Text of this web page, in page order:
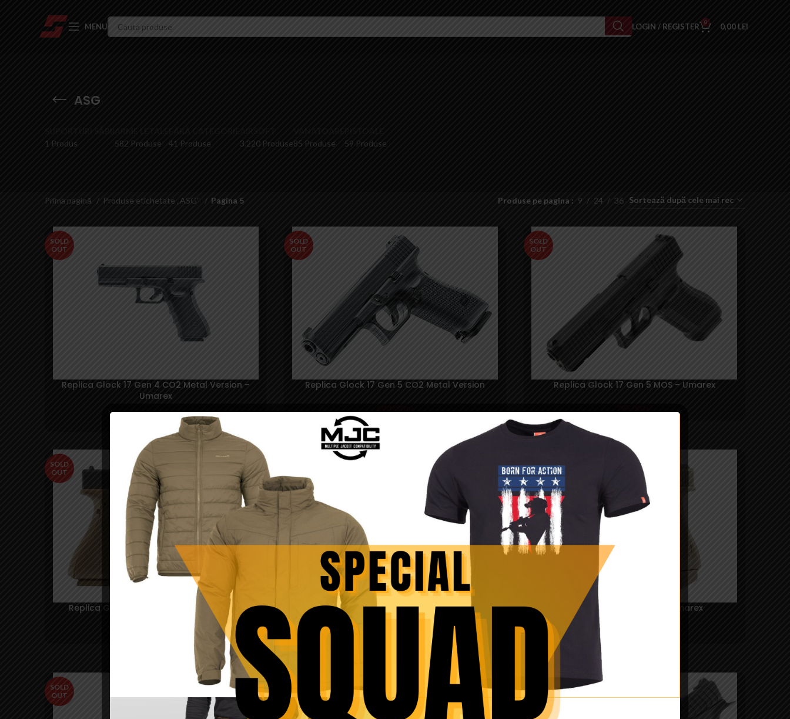
MENU LOGIN / REGISTER 0 0,00 LEI
ASG
1 Produs
582 Produse
41 Produse
3.220 Produse85 Produse
59 Produse
Prima pagină Produse etichetate „ASG” Pagina 5 Produse pe pagina 9 24 36
SOLD
OUT
Replica Glock 17 Gen 4 CO2 Metal Version –
Umarex
SOLD
OUT
Replica Glock 17 Gen 5 CO2 Metal Version
SOLD
OUT
Replica Glock 17 Gen 5 MOS – Umarex
SOLD
OUT
Replica Glock 17 gen. 5 coyote – Umarex
Replică Glock KWC17 slide metal blow-back CO₂
– KWC
SOLD
OUT
Replica Glock19X CO2 – Umarex
SOLD
OUT
SOLD
OUT